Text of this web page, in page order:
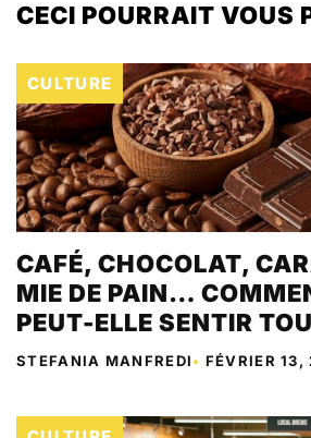
CECI POURRAIT VOUS
CULTURE
CAFÉ, CHOCOLAT,
MIE DE PAIN…
PEUT-ELLE SENTIR
STEFANIA MANFREDI• FÉVRIER 13,